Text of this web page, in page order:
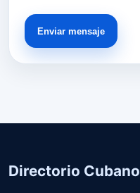
Enviar mensaje
Directorio Cubano